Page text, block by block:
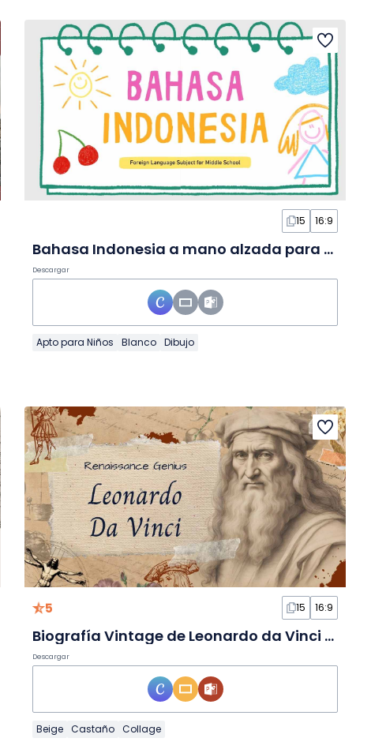
15 16:9
Bahasa Indonesia a mano alzada para secundaria en Diapositivas
Descargar
Apto para Niños Blanco Dibujo
5 15 16:9
Biografía Vintage de Leonardo da Vinci en Diapositivas
Descargar
Beige Castaño Collage